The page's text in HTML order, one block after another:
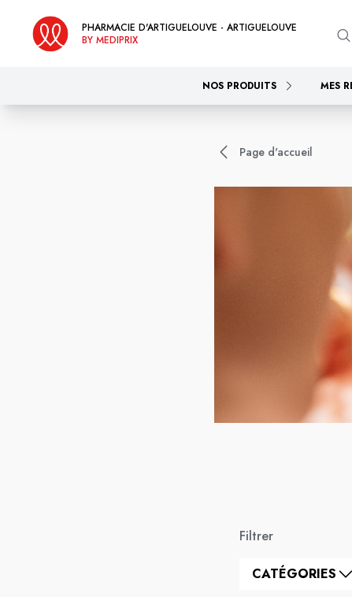
PHARMACIE D'ARTIGUELOUVE - ARTIGUELOUVE
BY MEDIPRIX
NOS PRODUITS MES
Page d'accueil
Filtrer
CATÉGORIES